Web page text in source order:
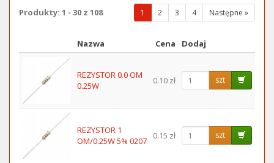
1
(wybrana
strona)
2 3 4 Następne »
Produkty: 1 - 30 z 108
Obraz
Nazwa Cena Dodaj
REZYSTOR 0.0 OM
0.25W
0.10 zł szt
REZYSTOR 1
OM/0.25W 5% 0207
0.15 zł szt